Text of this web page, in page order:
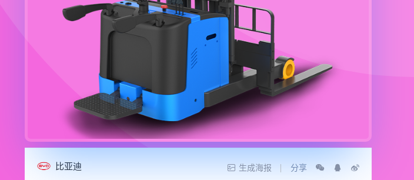
比亚迪 生成海报 分享